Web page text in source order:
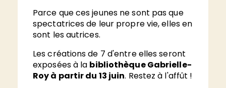
Parce que ces jeunes ne sont pas que
spectatrices de leur propre vie, elles en
sont les autrices.
Les créations de 7 d'entre elles seront
exposées à la bibliothèque Gabrielle-
Roy à partir du 13 juin. Restez à l'affût !